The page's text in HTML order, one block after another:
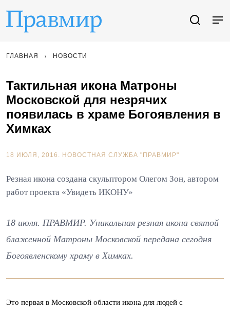
ГЛАВНАЯ НОВОСТИ
Тактильная икона Матроны
Московской для незрячих
появилась в храме Богоявления в
Химках
18 ИЮЛЯ, 2016. НОВОСТНАЯ СЛУЖБА "ПРАВМИР"
Резная икона создана скульптором Олегом Зон, автором
работ проекта «Увидеть ИКОНУ»
18 июля. ПРАВМИР. Уникальная резная икона святой
блаженной Матроны Московской передана сегодня
Богоявленскому храму в Химках.
Это первая в Московской области икона для людей с